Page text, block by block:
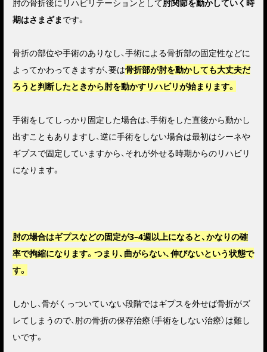
肘の骨折後にリハビリテーションとして肘関節を動かしていく時
期はさまざま です。
骨折の部位や手術のありなし、手術による骨折部の固定性などに
よってかわってきますが、要は骨折部が肘を動かしても大丈夫だ
ろうと判断したときから肘を動かすリハビリが始まります。
手術をしてしっかり固定した場合は、手術をした直後から動かし
出すこともありますし、逆に手術をしない場合は最初はシーネや
ギプスで固定していますから、それが外せる時期からのリハビリ
になります。
肘の場合はギプスなどの固定が3–4週以上になると、かなりの確
率で拘縮になります。つまり、曲がらない、伸びないという状態で
す。
しかし、骨がくっついていない段階ではギプスを外せば骨折がズ
レてしまうので、肘の骨折の保存治療（手術をしない治療）は難し
いです。